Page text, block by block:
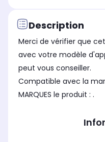
Description
Merci de vérifier que
avec votre modèle
peut vous conseiller.
Compatible avec la marque
MARQUES le produit : .